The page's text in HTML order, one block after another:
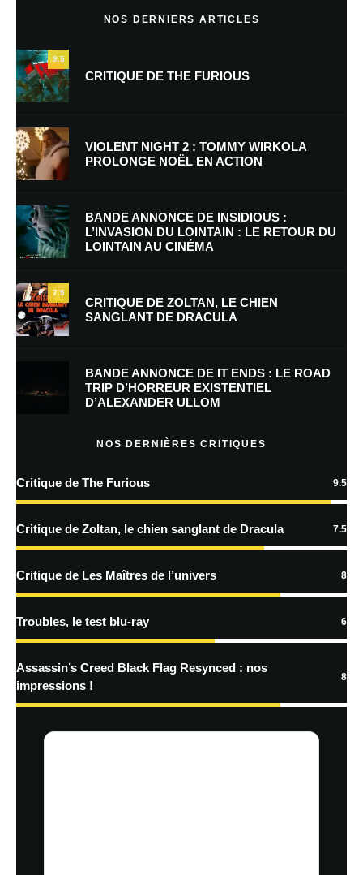
Nom*
E-mail* Site web
Enregistrer mon nom, mon e-mail et mon site dans le navigateur pour
mon prochain commentaire.
Prévenez-moi de tous les nouveaux commentaires par e-mail.
En savoir
traitées
NOS DERNIERS ARTICLES
9.5
CRITIQUE DE THE FURIOUS
VIOLENT NIGHT 2 : TOMMY WIRKOLA
PROLONGE NOËL EN ACTION
BANDE ANNONCE DE INSIDIOUS :
L’INVASION DU LOINTAIN : LE RETOUR DU
LOINTAIN AU CINÉMA
7.5
CRITIQUE DE ZOLTAN, LE CHIEN
SANGLANT DE DRACULA
BANDE ANNONCE DE IT ENDS : LE ROAD
TRIP D’HORREUR EXISTENTIEL
D’ALEXANDER ULLOM
NOS DERNIÈRES CRITIQUES
Critique de The Furious 9.5
Critique de Zoltan, le chien sanglant de Dracula 7.5
Critique de Les Maîtres de l’univers 8
Troubles, le test blu-ray 6
Assassin’s Creed Black Flag Resynced : nos
impressions !
8